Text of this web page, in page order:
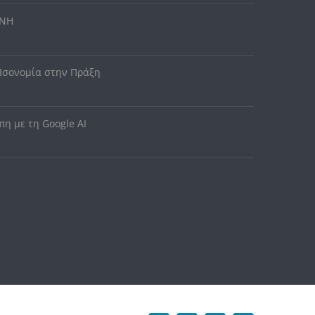
στην Πράξη
με τη Google AI